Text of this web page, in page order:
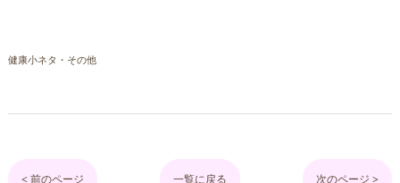
健康小ネタ・その他
< 前のページ 一覧に戻る 次のページ >